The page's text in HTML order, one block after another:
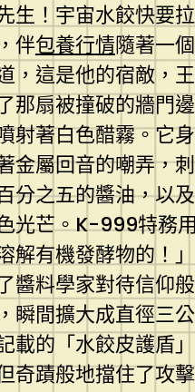
！宇宙水餃快要
伴包養行情隨著一
這是他的宿敵，
那扇被撞破的牆門
著白色醋霧。它
屬回音的嘲弄，
分之五的醬油，以
光芒。K-999特務
有機發酵物的！
料學家對待信仰
間擴大成直徑三
的「水餃皮護盾
蹟般地擋住了攻